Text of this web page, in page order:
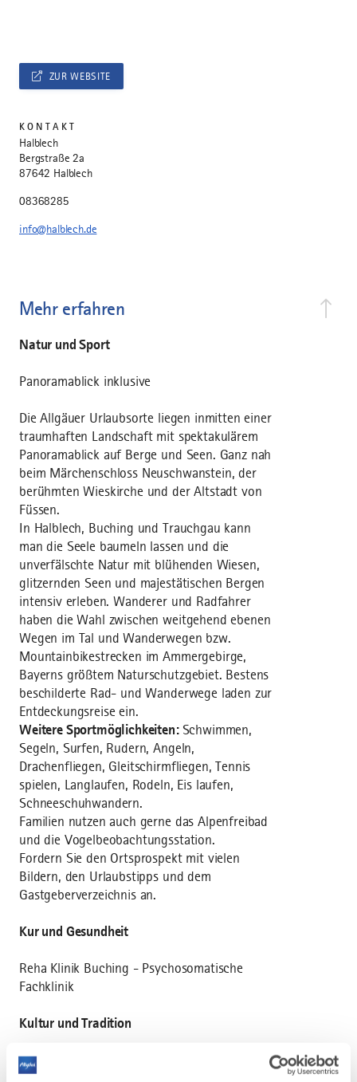
Mehr erfahren
Natur und Sport
Panoramablick inklusive
Die Allgäuer Urlaubsorte liegen inmitten einer
traumhaften Landschaft mit spektakulärem
Panoramablick auf Berge und Seen. Ganz nah
beim Märchenschloss Neuschwanstein, der
berühmten Wieskirche und der Altstadt von
Füssen.
In Halblech, Buching und Trauchgau kann
man die Seele baumeln lassen und die
unverfälschte Natur mit blühenden Wiesen,
glitzernden Seen und majestätischen Bergen
intensiv erleben. Wanderer und Radfahrer
haben die Wahl zwischen weitgehend ebenen
Wegen im Tal und Wanderwegen bzw.
Mountainbikestrecken im Ammergebirge,
Bayerns größtem Naturschutzgebiet. Bestens
beschilderte Rad- und Wanderwege laden zur
Entdeckungsreise ein.
Weitere Sportmöglichkeiten: Schwimmen,
Segeln, Surfen, Rudern, Angeln,
Drachenfliegen, Gleitschirmfliegen, Tennis
spielen, Langlaufen, Rodeln, Eis laufen,
Schneeschuhwandern.
Familien nutzen auch gerne das Alpenfreibad
und die Vogelbeobachtungsstation.
Fordern Sie den Ortsprospekt mit vielen
Bildern, den Urlaubstipps und dem
Gastgeberverzeichnis an.
Kur und Gesundheit
Reha Klinik Buching - Psychosomatische
Fachklinik
Kultur und Tradition
Theater, Dorffeste, Allgäuer Abend,
Alphornblasen, Blasmusikabende, Buchinger
ZUR WEBSITE
KONTAKT
Halblech
Bergstraße 2a
87642 Halblech
08368285
info@halblech.de